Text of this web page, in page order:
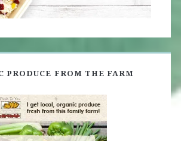
PRODUCE FROM THE FARM